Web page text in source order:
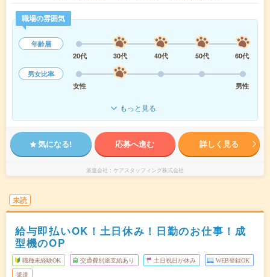
職場の雰囲気
年齢層
20代
30代 40代 50代
60代
男女比率
女性
男性
もっと見る
気になる! 応募へ進む 詳しく見る
派遣会社 ケアスタッフィング株式会社
未読
給与即払いOK！土日休み！日勤のお仕事！成
型機のOP
職種未経験OK 交通費別途支給あり 土日祝日が休み WEB登録OK
派遣